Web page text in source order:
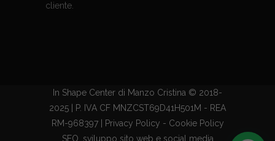
cliente.
In Shape Center di Manzo Cristina © 2018-
2025 | P. IVA CF MNZCST69D41H501M - REA
RM-968397 |
Privacy Policy - Cookie Policy
SEO, sviluppo sito web e social media